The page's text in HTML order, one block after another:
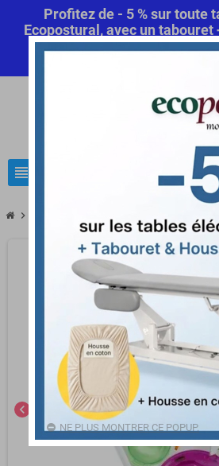
Profitez de - 5 % sur toute
Ecopostural, avec un tabouret
offert! Code Promo
view_headline
chevron_right
chevron_left
NE PLUS MONTRER CE POPUP.